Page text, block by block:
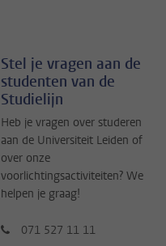
Stel je vragen aan de
studenten van de
Studielijn
Heb je vragen over studeren
aan de Universiteit Leiden of
over onze
voorlichtingsactiviteiten? We
helpen je graag!
071 527 11 11